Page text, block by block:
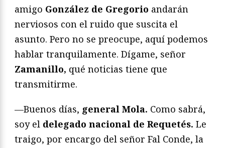
amigo González de Gregorio andarán
nerviosos con el ruido que suscita el
asunto. Pero no se preocupe, aquí podemos
hablar tranquilamente. Dígame, señor
Zamanillo, qué noticias tiene que
transmitirme.
—Buenos días, general Mola. Como sabrá,
soy el delegado nacional de Requetés. Le
traigo, por encargo del señor Fal Conde, la